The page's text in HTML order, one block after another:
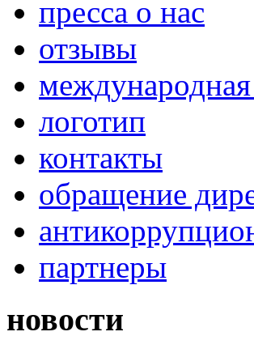
пресса о нас
отзывы
международная
логотип
контакты
обращение
партнеры
новости